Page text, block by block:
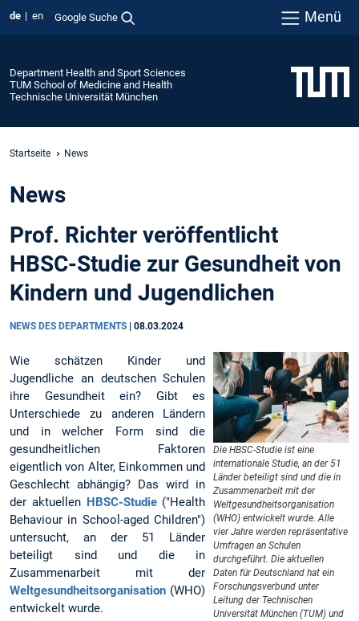
de en Google Suche Menü
Department Health and Sport Sciences
TUM School of Medicine and Health
Technische Universität München
Startseite News
News
Prof. Richter veröffentlicht
HBSC-Studie zur Gesundheit von
Kindern und Jugendlichen
NEWS DES DEPARTMENTS 08.03.2024
Die HBSC-Studie ist eine
internationale Studie, an der 51
Länder beteiligt sind und die in
Zusammenarbeit mit der
Weltgesundheitsorganisation
(WHO) entwickelt wurde. Alle
vier Jahre werden repräsentative
Umfragen an Schulen
durchgeführt. Die aktuellen
Daten für Deutschland hat ein
Forschungsverbund unter
Leitung der Technischen
Universität München (TUM) und
Wie schätzen Kinder und
Jugendliche an deutschen Schulen
ihre Gesundheit ein? Gibt es
Unterschiede zu anderen Ländern
und in welcher Form sind die
gesundheitlichen Faktoren
eigentlich von Alter, Einkommen und
Geschlecht abhängig? Das wird in
der aktuellen HBSC-Studie("Health
Behaviour in School-aged Children")
untersucht, an der 51 Länder
beteiligt sind und die in
Zusammenarbeit mit der
Weltgesundheitsorganisation (WHO)
entwickelt wurde.